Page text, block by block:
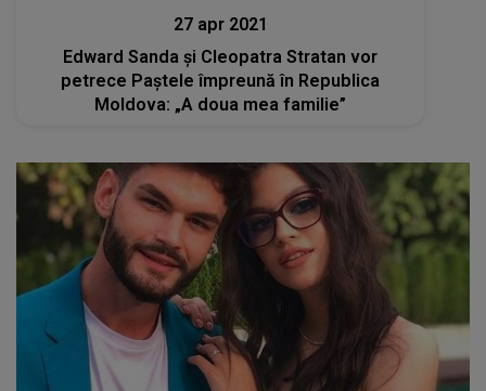
27 apr 2021
Edward Sanda și Cleopatra Stratan vor
petrece Paștele împreună în Republica
Moldova: „A doua mea familie”